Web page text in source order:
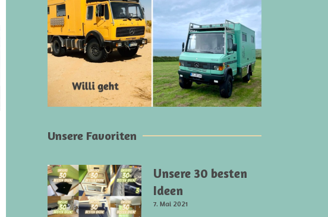
Unsere Favoriten
Unsere 30 besten
Ideen
7. Mai 2021